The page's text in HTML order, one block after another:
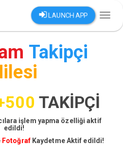
LAUNCH APP
Takipçi
TAKİPÇİ
işlem yapma özelliği aktif
edildi!
Fotoğraf Kaydetme Aktif edildi!